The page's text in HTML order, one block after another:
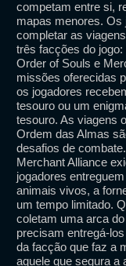
competam entre si,
mapas menores. Os
completar as
três facções do
Order of Souls e
missões oferecidas
os jogadores
tesouro ou um
tesouro. As viagens
Ordem das Almas
desafios de
Merchant Alliance
jogadores
animais vivos, a
um tempo limitado.
coletam uma arca
precisam entregá-
da facção que faz a
aquele que segura a